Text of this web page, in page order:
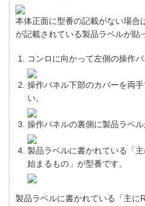
本体正面に型番の記載がない場合
が記載されている製品ラベルが貼
コンロに向かって左側の操作
操作パネル下部のカバーを両
い。
操作パネルの裏側に製品ラベル
製品ラベルに書かれている「
始まるもの」が型番です。
製品ラベルに書かれている「主に